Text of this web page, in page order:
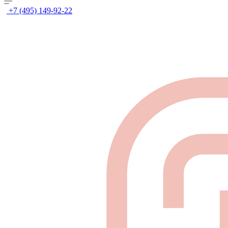
+7 (495) 149-92-22